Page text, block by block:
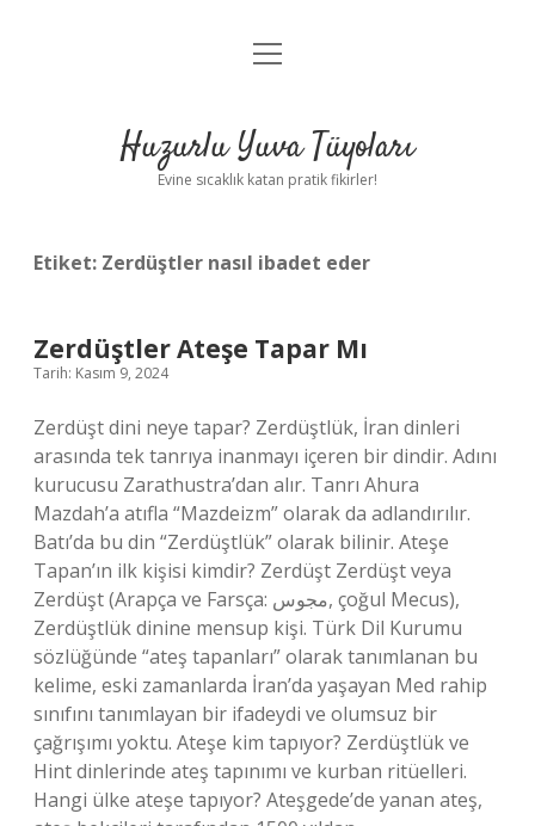
Anasayfa
Yasal Uyarı
menüyü
Huzurlu Yuva Tüyoları
Evine sıcaklık katan pratik fikirler!
Etiket: Zerdüştler nasıl ibadet eder
Zerdüştler Ateşe Tapar Mı
Tarih: Kasım 9, 2024
Zerdüşt dini neye tapar? Zerdüştlük, İran dinleri
arasında tek tanrıya inanmayı içeren bir dindir. Adını
kurucusu Zarathustra’dan alır. Tanrı Ahura
Mazdah’a atıfla “Mazdeizm” olarak da adlandırılır.
Batı’da bu din “Zerdüştlük” olarak bilinir. Ateşe
Tapan’ın ilk kişisi kimdir? Zerdüşt Zerdüşt veya
Zerdüşt (Arapça ve Farsça: مجوس, çoğul Mecus),
Zerdüştlük dinine mensup kişi. Türk Dil Kurumu
sözlüğünde “ateş tapanları” olarak tanımlanan bu
kelime, eski zamanlarda İran’da yaşayan Med rahip
sınıfını tanımlayan bir ifadeydi ve olumsuz bir
çağrışımı yoktu. Ateşe kim tapıyor? Zerdüştlük ve
Hint dinlerinde ateş tapınımı ve kurban ritüelleri.
Hangi ülke ateşe tapıyor? Ateşgede’de yanan ateş,